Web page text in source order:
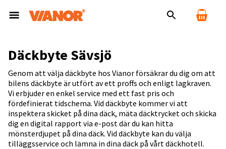
Däckbyte Sävsjö
Genom att välja däckbyte hos Vianor försäkrar du dig om att
bilens däckbyte är utfört av ett proffs och enligt lagkraven.
Vi erbjuder en enkel service med ett fast pris och
fördefinierat tidschema. Vid däckbyte kommer vi att
inspektera skicket på dina däck, mäta däcktrycket och skicka
dig en digital rapport via e-post där du kan hitta
mönsterdjupet på dina däck. Vid däckbyte kan du välja
tilläggsservice och lämna in dina däck på vårt däckhotell.